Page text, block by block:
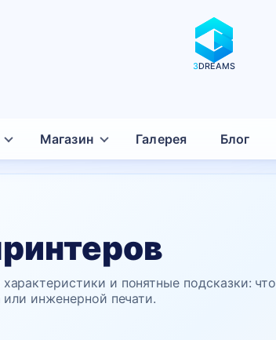
3DREAMS
Магазин Галерея Блог
и понятные подсказки: что
инженерной печати.